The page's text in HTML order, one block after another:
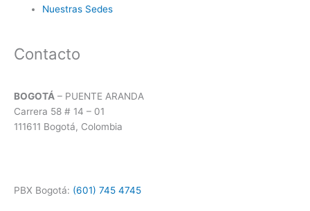
Nuestras Sedes
Contacto
BOGOTÁ – PUENTE ARANDA
Carrera 58 # 14 – 01
111611 Bogotá, Colombia
PBX Bogotá: (601) 745 4745